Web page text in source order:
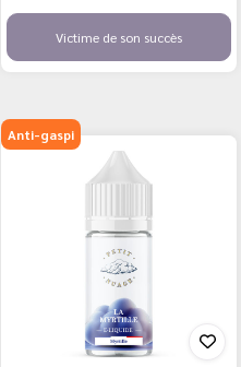
Victime de son succès
Anti-gaspi